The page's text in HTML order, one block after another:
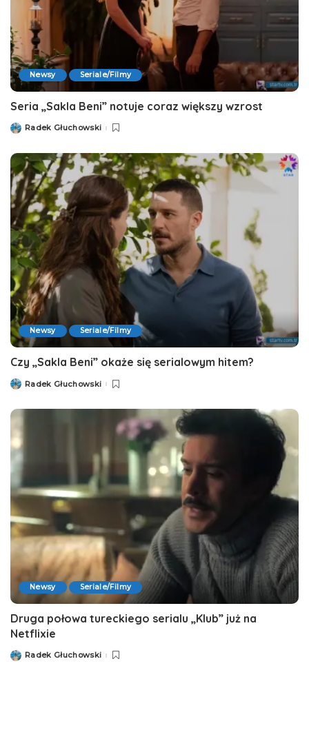
Newsy Seriale/Filmy
Seria „Sakla Beni” notuje coraz większy wzrost
PostedRadek Głuchowski
Newsy Seriale/Filmy
Czy „Sakla Beni” okaże się serialowym hitem?
PostedRadek Głuchowski
Newsy Seriale/Filmy
Druga połowa tureckiego serialu „Klub” już na
Netflixie
PostedRadek Głuchowski